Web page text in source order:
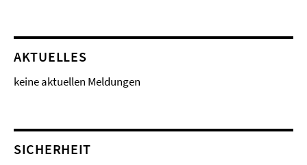
AKTUELLES
keine aktuellen Meldungen
SICHERHEIT